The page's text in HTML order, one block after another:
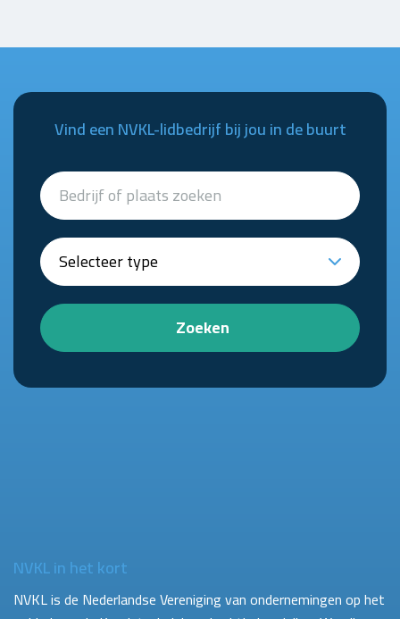
Vind een NVKL-lidbedrijf bij jou in de buurt
Zoeken
NVKL in het kort
NVKL is de Nederlandse Vereniging van ondernemingen op het